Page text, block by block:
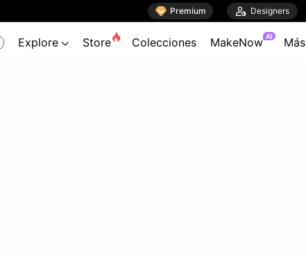
 Premium  Designers
Explore  Store Colecciones MakeNow AI Más